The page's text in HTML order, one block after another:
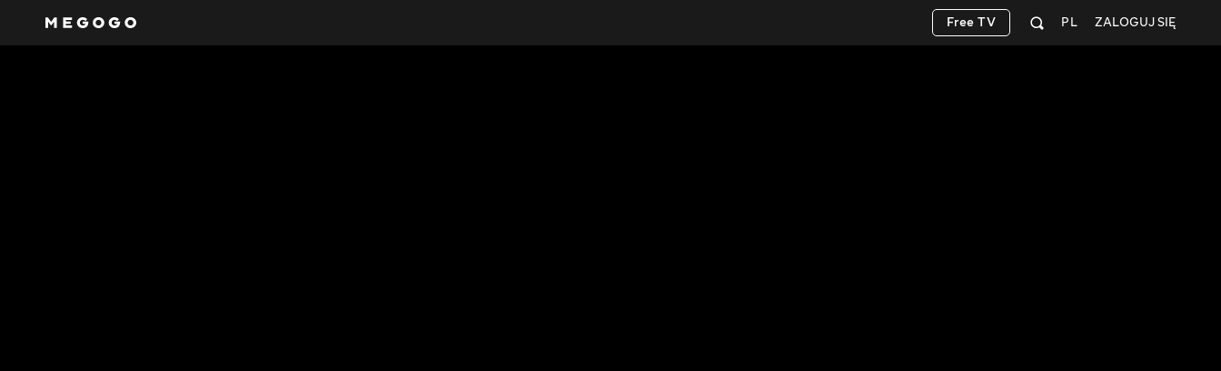
ZALOGUJ SIĘ
PL
Free TV